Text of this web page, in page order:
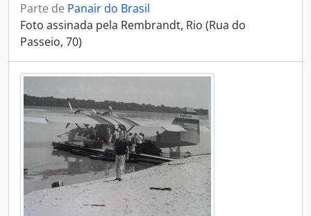
Parte de Panair do Brasil
Foto assinada pela Rembrandt, Rio (Rua do
Passeio, 70)